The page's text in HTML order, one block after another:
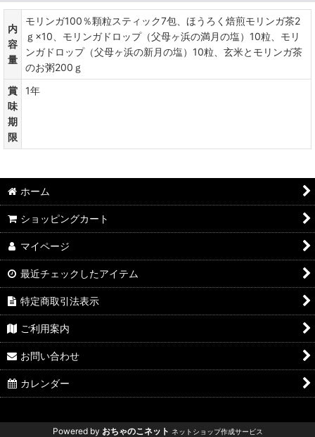
内
容
量
モリンガ100％顆粒スティック7包、ほうろく焙煎モリンガ茶2
ｇ×10、モリンガドロップ（父母ヶ浜の満月の塩）10粒、モリ
ンガドロップ（父母ヶ浜の新月の塩）10粒、玄米とモリンガ茶
のお粥200ｇ
賞
味
期
限
1年
ホーム
ショッピングカート
マイページ
最近チェックしたアイテム
特定商取引法表示
ご利用案内
お問い合わせ
カレンダー
Powered by おちゃのこネット ネットショップ作成サービス